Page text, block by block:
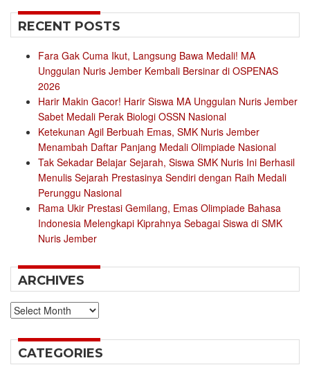
RECENT POSTS
Fara Gak Cuma Ikut, Langsung Bawa Medali! MA
Unggulan Nuris Jember Kembali Bersinar di OSPENAS
2026
Harir Makin Gacor! Harir Siswa MA Unggulan Nuris Jember
Sabet Medali Perak Biologi OSSN Nasional
Ketekunan Agil Berbuah Emas, SMK Nuris Jember
Menambah Daftar Panjang Medali Olimpiade Nasional
Tak Sekadar Belajar Sejarah, Siswa SMK Nuris Ini Berhasil
Menulis Sejarah Prestasinya Sendiri dengan Raih Medali
Perunggu Nasional
Rama Ukir Prestasi Gemilang, Emas Olimpiade Bahasa
Indonesia Melengkapi Kiprahnya Sebagai Siswa di SMK
Nuris Jember
ARCHIVES
Archives
CATEGORIES